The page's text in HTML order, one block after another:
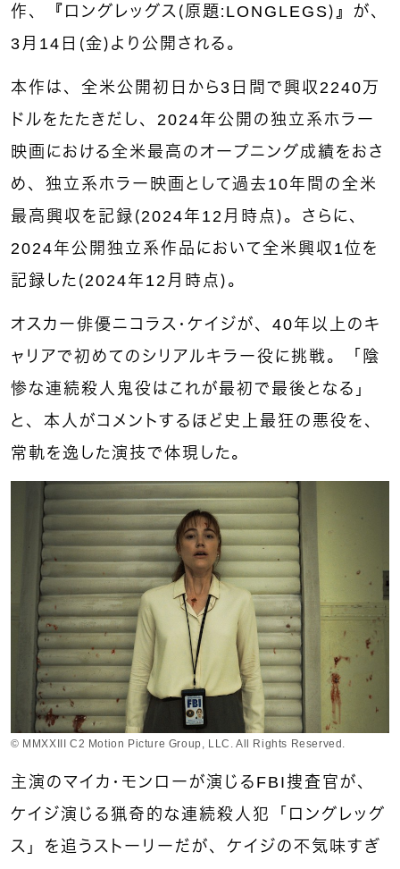
作、『ロングレッグス（原題：LONGLEGS）』が、
3月14日（金）より公開される。
本作は、全米公開初日から3日間で興収2240万
ドルをたたきだし、2024年公開の独立系ホラー
映画における全米最高のオープニング成績をおさ
め、独立系ホラー映画として過去10年間の全米
最高興収を記録（2024年12月時点）。さらに、
2024年公開独立系作品において全米興収1位を
記録した（2024年12月時点）。
オスカー俳優ニコラス・ケイジが、40年以上のキ
ャリアで初めてのシリアルキラー役に挑戦。「陰
惨な連続殺人鬼役はこれが最初で最後となる」
と、本人がコメントするほど史上最狂の悪役を、
常軌を逸した演技で体現した。
© MMXXIII C2 Motion Picture Group, LLC. All Rights Reserved.
主演のマイカ・モンローが演じるFBI捜査官が、
ケイジ演じる猟奇的な連続殺人犯「ロングレッグ
ス」を追うストーリーだが、ケイジの不気味すぎ